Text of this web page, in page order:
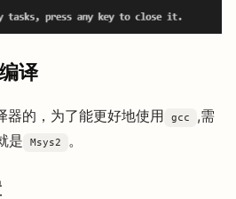
编译
器的，为了能更好地使用 gcc
,需
是
Msys2 。